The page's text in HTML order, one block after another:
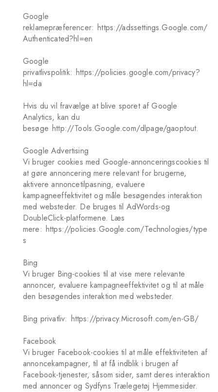
Google
reklamepræferencer: https://adssettings.Google.com/
Authenticated?hl=en
Google
privatlivspolitik: https://policies.google.com/privacy?
hl=da
Hvis du vil fravælge at blive sporet af Google
Analytics, kan du
besøge http://Tools.Google.com/dlpage/gaoptout.
Google Advertising
Vi bruger cookies med Google-annonceringscookies til
at gøre annoncering mere relevant for brugerne,
aktivere annoncetilpasning, evaluere
kampagneeffektivitet og måle besøgendes interaktion
med websteder. De bruges til AdWords-og
DoubleClick-platformene. Læs
mere: https://policies.Google.com/Technologies/type
s
Bing
Vi bruger Bing-cookies til at vise mere relevante
annoncer, evaluere kampagneeffektivitet og til at måle
den besøgendes interaktion med websteder.
Bing privatliv: https://privacy.Microsoft.com/en-GB/
Facebook
Vi bruger Facebook-cookies til at måle effektiviteten af
annoncekampagner, til at få indblik i brugen af
Facebook-tjenester, såsom sider, samt deres interaktion
med annoncer og Sydfyns Trælegetøj Hjemmesider.